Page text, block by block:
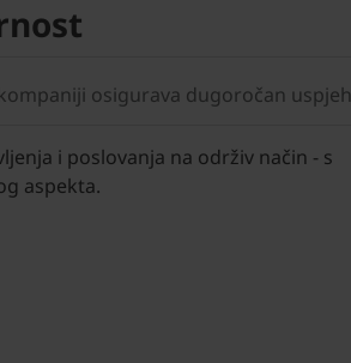
osigurava dugoročan uspjeh
i poslovanja na održiv način - s
aspekta.